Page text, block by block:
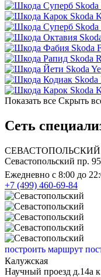
Skoda
Skoda
Skoda
Skoda
Skoda
Skoda
Skoda
Skoda
Показать все Скрыть
Сеть
СЕВАСТОПОЛЬСКИЙ
Севастопольский пр.
Ежедневно с 8:00 до
+7 (499) 460-69-84
построить маршрут
Калужская
Научный проезд д.14а